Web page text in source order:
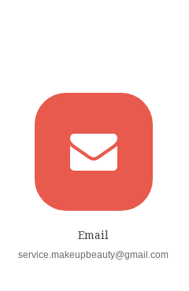
Email
service.makeupbeauty@gmail.com